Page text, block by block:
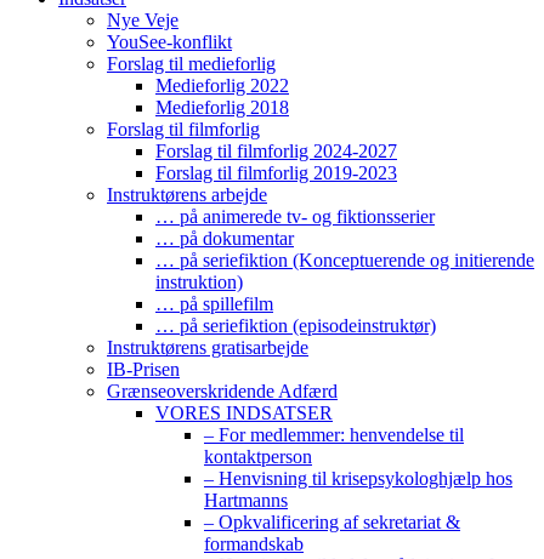
Nye Veje
YouSee-konflikt
Forslag til medieforlig
Medieforlig 2022
Medieforlig 2018
Forslag til filmforlig
Forslag til filmforlig 2024-2027
Forslag til filmforlig 2019-2023
Instruktørens arbejde
… på animerede tv- og fiktionsserier
… på dokumentar
… på seriefiktion (Konceptuerende og initierende
instruktion)
… på spillefilm
… på seriefiktion (episodeinstruktør)
Instruktørens gratisarbejde
IB-Prisen
Grænseoverskridende Adfærd
VORES INDSATSER
– For medlemmer: henvendelse til
kontaktperson
– Henvisning til krisepsykologhjælp hos
Hartmanns
– Opkvalificering af sekretariat &
formandskab